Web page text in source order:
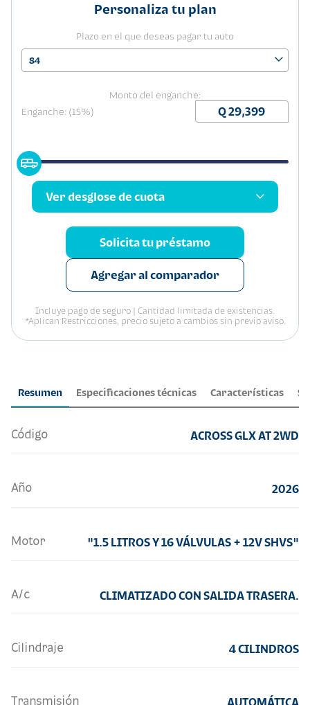
Resumen Especificaciones técnicas Características
Código ACROSS GLX AT 2WD
Año 2026
Motor "1.5 LITROS Y 16 VÁLVULAS + 12V SHVS"
A/c CLIMATIZADO CON SALIDA TRASERA.
Cilindraje 4 CILINDROS
Transmisión AUTOMÁTICA
Personaliza tu plan
Plazo en el que deseas pagar tu auto
84
Monto del enganche:
Enganche: (15%)
Ver desglose de cuota
Solicita tu préstamo
Agregar al comparador
Incluye pago de seguro | Cantidad limitada de existencias.
*Aplican Restricciones, precio sujeto a cambios sin previo aviso.